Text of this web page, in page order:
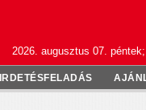
2026. augusztus 07.